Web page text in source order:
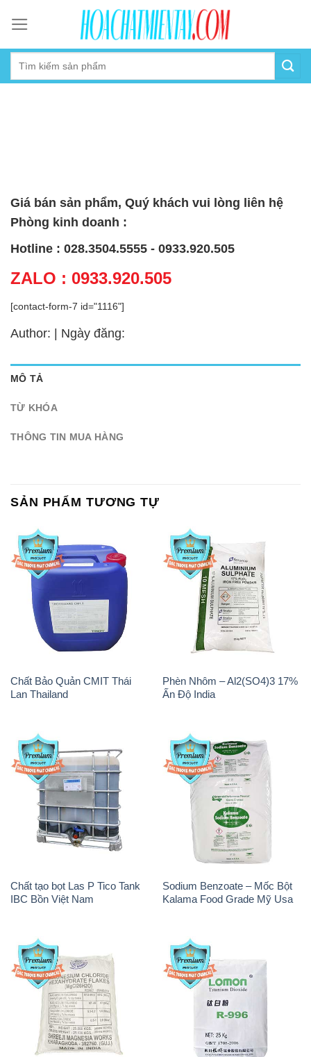
content
Giá bán sản phẩm, Quý khách vui lòng liên hệ
Phòng kinh doanh :
Hotline : 028.3504.5555 - 0933.920.505
ZALO : 0933.920.505
[contact-form-7 id="1116"]
Author: | Ngày đăng:
MÔ TẢ
TỪ KHÓA
THÔNG TIN MUA HÀNG
SẢN PHẨM TƯƠNG TỰ
Chất Bảo Quản CMIT Thái
Lan Thailand
Phèn Nhôm – Al2(SO4)3 17%
Ấn Độ India
Chất tạo bọt Las P Tico Tank
IBC Bồn Việt Nam
Sodium Benzoate – Mốc Bột
Kalama Food Grade Mỹ Usa